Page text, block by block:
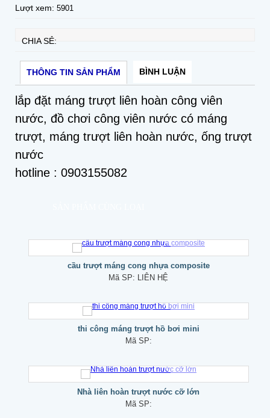
Lượt xem: 5901
CHIA SẺ:
THÔNG TIN SẢN PHẨM BÌNH LUẬN
lắp đặt máng trượt liên hoàn công viên
nước, đồ chơi công viên nước có máng
trượt, máng trượt liên hoàn nước, ống trượt
nước
hotline : 0903155082
cầu trượt máng cong nhựa composite
Mã SP: LIÊN HỆ
thi công máng trượt hồ bơi mini
Mã SP:
Nhà liên hoàn trượt nước cỡ lớn
Mã SP: